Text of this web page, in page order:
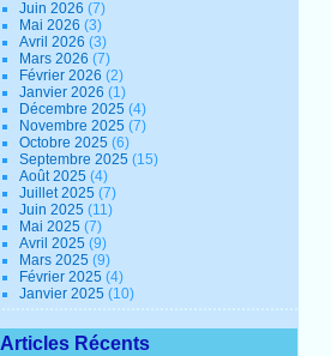
Juin 2026(7)
Mai 2026(3)
Avril 2026(3)
Mars 2026(7)
Février 2026(2)
Janvier 2026(1)
Décembre 2025(4)
Novembre 2025(7)
Octobre 2025(6)
Septembre 2025(15)
Août 2025(4)
Juillet 2025(7)
Juin 2025(11)
Mai 2025(7)
Avril 2025(9)
Mars 2025(9)
Février 2025(4)
Janvier 2025(10)
Articles Récents